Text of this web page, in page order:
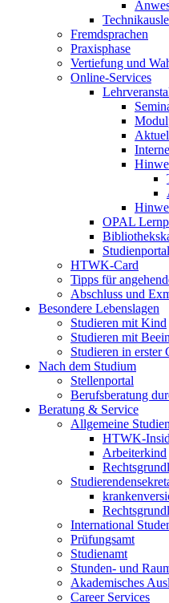
Fremdsprachen
Praxisphase
Vertiefung und
Online-Services
OPAL
HTWK-Card
Tipps für
Abschluss und
Besondere Lebenslagen
Studieren mit Kind
Studieren mit
Studieren in erster
Nach dem Studium
Stellenportal
Berufsberatung
Beratung & Service
Allgemeine
HTWK-
Arbeiterkind
International
Prüfungsamt
Studienamt
Stunden- und
Akademisches
Career Services